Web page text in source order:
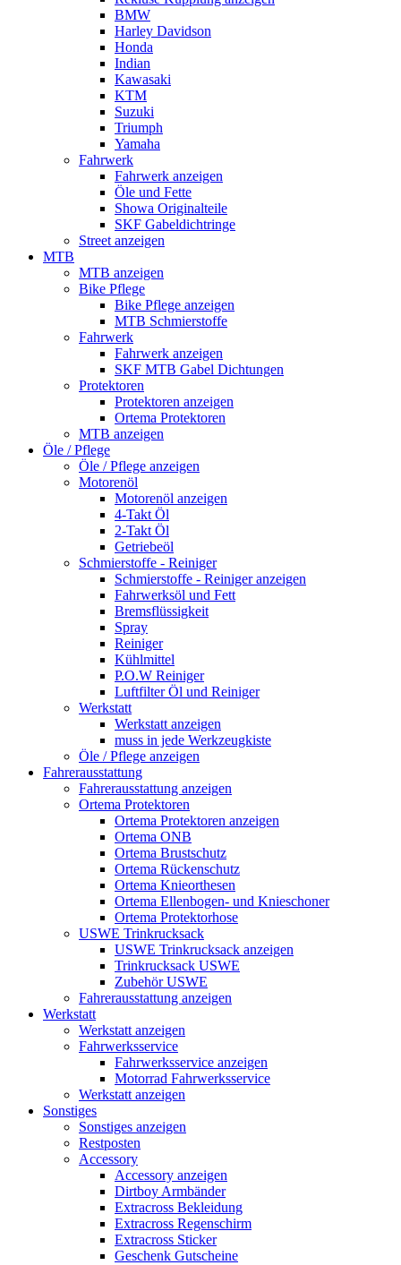
BMW
Harley Davidson
Honda
Indian
Kawasaki
KTM
Suzuki
Triumph
Yamaha
Fahrwerk
Fahrwerk anzeigen
Öle und Fette
Showa Originalteile
SKF Gabeldichtringe
Street anzeigen
MTB
MTB anzeigen
Bike Pflege
Bike Pflege anzeigen
MTB Schmierstoffe
Fahrwerk
Fahrwerk anzeigen
SKF MTB Gabel Dichtungen
Protektoren
Protektoren anzeigen
Ortema Protektoren
MTB anzeigen
Öle / Pflege
Öle / Pflege anzeigen
Motorenöl
Motorenöl anzeigen
4-Takt Öl
2-Takt Öl
Getriebeöl
Schmierstoffe - Reiniger
Schmierstoffe - Reiniger anzeigen
Fahrwerksöl und Fett
Bremsflüssigkeit
Spray
Reiniger
Kühlmittel
P.O.W Reiniger
Luftfilter Öl und Reiniger
Werkstatt
Werkstatt anzeigen
muss in jede Werkzeugkiste
Öle / Pflege anzeigen
Fahrerausstattung
Fahrerausstattung anzeigen
Ortema Protektoren
Ortema Protektoren anzeigen
Ortema ONB
Ortema Brustschutz
Ortema Rückenschutz
Ortema Knieorthesen
Ortema Ellenbogen- und Knieschoner
Ortema Protektorhose
USWE Trinkrucksack
USWE Trinkrucksack anzeigen
Trinkrucksack USWE
Zubehör USWE
Fahrerausstattung anzeigen
Werkstatt
Werkstatt anzeigen
Fahrwerksservice
Fahrwerksservice anzeigen
Motorrad Fahrwerksservice
Werkstatt anzeigen
Sonstiges
Sonstiges anzeigen
Restposten
Accessory
Accessory anzeigen
Dirtboy Armbänder
Extracross Bekleidung
Extracross Regenschirm
Extracross Sticker
Geschenk Gutscheine